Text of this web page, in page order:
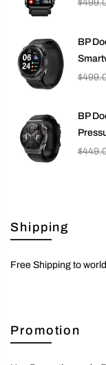
BP
BP
Shipping
Free Shipping to
Promotion